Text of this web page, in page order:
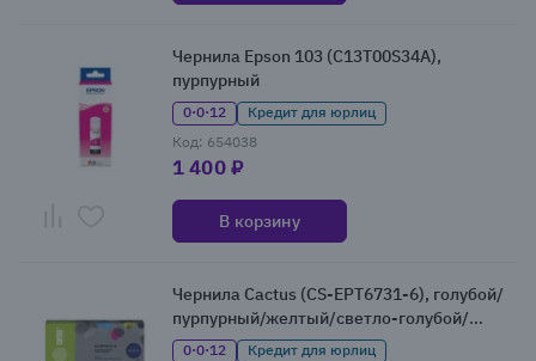
Чернила Epson 103 (C13T00S34A),
пурпурный
0·0·12
Кредит для юрлиц
Код: 654038
1 400 ₽
В корзину
Чернила Cactus (CS-EPT6731-6), голубой/
пурпурный/желтый/светло-голубой/
светло-пурпурный/черный
0·0·12
Кредит для юрлиц